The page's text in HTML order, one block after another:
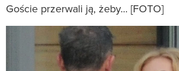
Goście przerwali ją, żeby... [FOTO]